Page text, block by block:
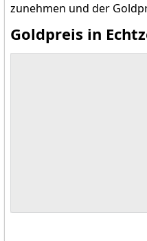
zunehmen und der
Goldpreis in